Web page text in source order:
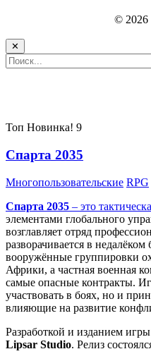
© 2026
✕
Топ Новинка! 9
Спарта 2035
Многопользовательские RPG
Спарта 2035 – это
элементами глобального
возглавляет отряд
разворачивается в
вооружённые группировки
Африки, а частная военная
самые опасные контракты.
участвовать в боях, но и
влияющие на развитие
Разработкой и изданием
Lipsar Studio. Релиз